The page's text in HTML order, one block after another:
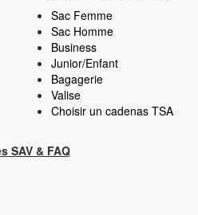
Sac Femme
Sac Homme
Business
Junior/Enfant
Bagagerie
Valise
Choisir un cadenas TSA
SAV & FAQ